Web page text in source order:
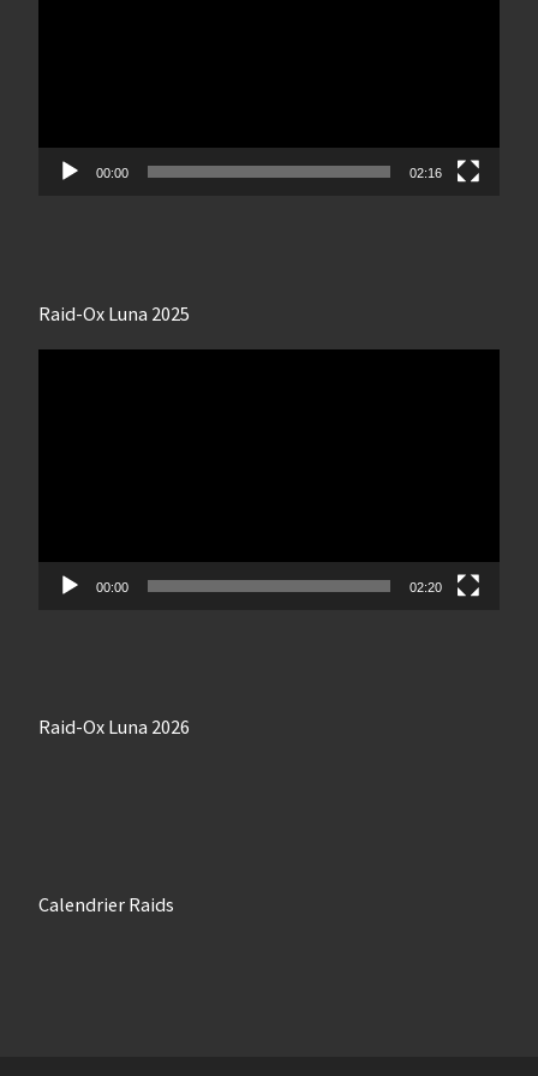
00:00 02:16
Raid-Ox Luna 2025
00:00 02:20
Raid-Ox Luna 2026
Calendrier Raids